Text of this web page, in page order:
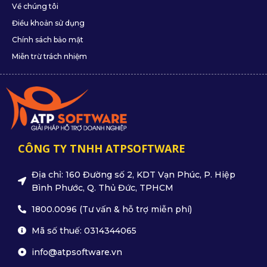
Về chúng tôi
Điều khoản sử dụng
Chính sách bảo mật
Miễn trừ trách nhiệm
CÔNG TY TNHH ATPSOFTWARE
Địa chỉ: 160 Đường số 2, KDT Vạn Phúc, P. Hiệp
Bình Phước, Q. Thủ Đức, TPHCM
1800.0096 (Tư vấn & hỗ trợ miễn phí)
Mã số thuế: 0314344065
info@atpsoftware.vn